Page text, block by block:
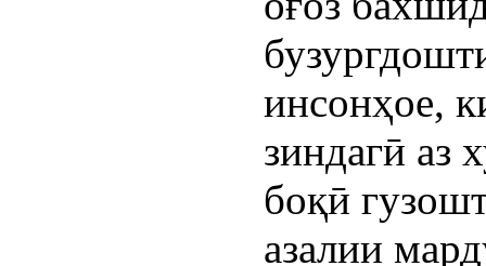
инсонҳое,
зиндагӣ аз
боқӣ
азалии